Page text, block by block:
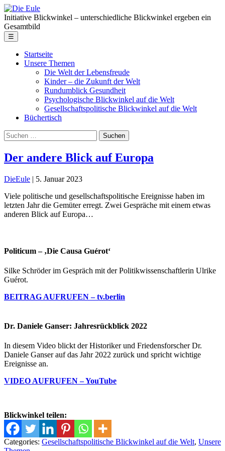
Skip
to
the
content
Die
Eule
Initiative Blickwinkel – unterschiedliche Blickwinkel ergeben ein
Gesamtbild
☰
Startseite
Unsere Themen
Die Welt der Lebensfreude
Kinder – die Zukunft der Welt
Rundumblick Gesundheit
Psychologische Blickwinkel auf die Welt
Gesellschaftspolitische Blickwinkel auf die Welt
Büchertisch
Suche
nach:
Der andere Blick auf Europa
DieEule | 5. Januar 2023
Viele politische und gesellschaftspolitische Ereignisse haben im
letzten Jahr die Gemüter erregt. Zwei Gespräche mit einem etwas
anderen Blick auf Europa…
Politicum – ‚Die Causa Guérot‘
Silke Schröder im Gespräch mit der Politikwissenschaftlerin Ulrike
Guérot.
BEITRAG AUFRUFEN – tv.berlin
Dr. Daniele Ganser: Jahresrückblick 2022
In diesem Video blickt der Historiker und Friedensforscher Dr.
Daniele Ganser auf das Jahr 2022 zurück und spricht wichtige
Ereignisse an.
VIDEO AUFRUFEN – YouTube
Blickwinkel teilen:
Categories: Gesellschaftspolitische Blickwinkel auf die Welt, Unsere